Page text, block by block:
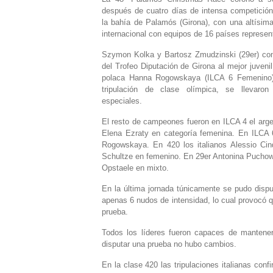
después de cuatro días de intensa
la bahía de Palamós (Girona), con una
internacional con equipos de 16 países
Szymon Kolka y Bartosz Zmudzinski (29er)
del Trofeo Diputación de Girona al mejor
polaca Hanna Rogowskaya (ILCA 6
tripulación de clase olímpica, se llevaron
especiales.
El resto de campeones fueron en ILCA 4 el
Elena Ezraty en categoría femenina. En
Rogowskaya. En 420 los italianos Alessio
Schultze en femenino. En 29er Antonina
Opstaele en mixto.
En la última jornada túnicamente se pudo
apenas 6 nudos de intensidad, lo cual provocó
prueba.
Todos los líderes fueron capaces de
disputar una prueba no hubo cambios.
En la clase 420 las tripulaciones italianas